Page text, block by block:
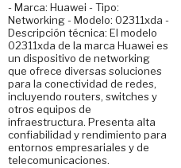
- Marca: Huawei - Tipo:
Networking - Modelo: 02311xda -
Descripción técnica: El modelo
02311xda de la marca Huawei es
un dispositivo de networking
que ofrece diversas soluciones
para la conectividad de redes,
incluyendo routers, switches y
otros equipos de
infraestructura. Presenta alta
confiabilidad y rendimiento para
entornos empresariales y de
telecomunicaciones.